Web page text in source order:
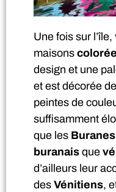
Une fois sur
maisons
design et une
et est décorée
peintes de
suffisamment
que les
buranais que
d’ailleurs leur
des Vénitiens,